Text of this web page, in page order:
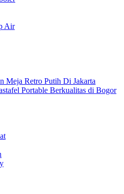
Air
Meja Retro Putih Di Jakarta
Portable Berkualitas di Bogor